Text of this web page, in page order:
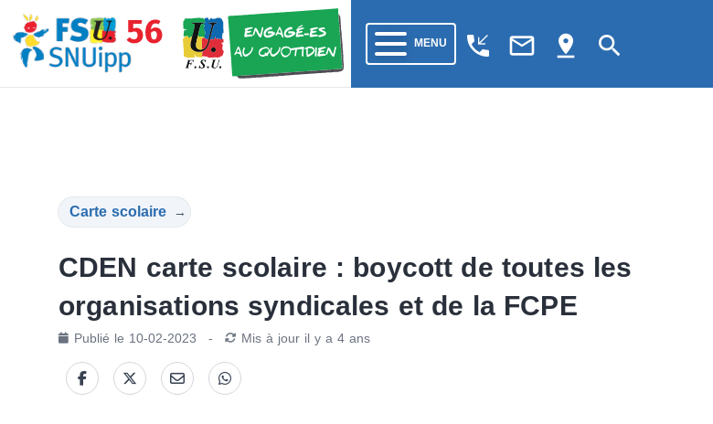
MENU phone_callback mail_outline pin_drop search
Carte scolaire →
CDEN carte scolaire : boycott de toutes les
organisations syndicales et de la FCPE
Publié le 10-02-2023 - Mis à jour il y a 4 ans